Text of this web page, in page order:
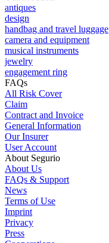
antiques
design
handbag and travel luggage
camera and equipment
musical instruments
jewelry
engagement ring
FAQs
All Risk Cover
Claim
Contract and Invoice
General Information
Our Insurer
User Account
About Segurio
About Us
FAQs & Support
News
Terms of Use
Imprint
Privacy
Press